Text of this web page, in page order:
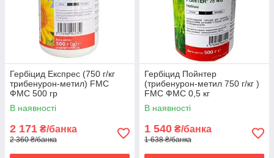
Гербіцид Експрес (750 г/кг
трибенурон-метил) FMC
ФМС 500 гр
В наявності
2 171 ₴/банка
2 360 ₴/банка
Гербіцид Пойнтер
(трибенурон-метил 750 г/кг )
FMC ФМС 0,5 кг
В наявності
1 540 ₴/банка
1 638 ₴/банка